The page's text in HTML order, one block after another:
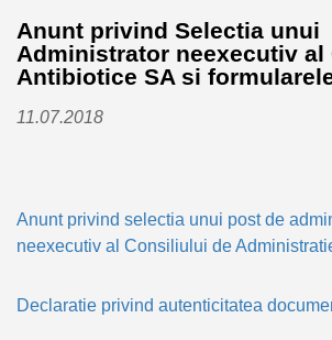
Anunt privind Selectia unui
Administrator neexecutiv al
Antibiotice SA si
11.07.2018
Anunt privind selectia unui post de
neexecutiv al Consiliului de
Declaratie privind autenticitatea